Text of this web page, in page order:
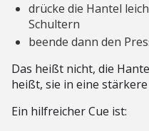
drücke die Hantel
Schultern
beende dann den
Das heißt nicht, die
heißt, sie in eine
Ein hilfreicher Cue ist: